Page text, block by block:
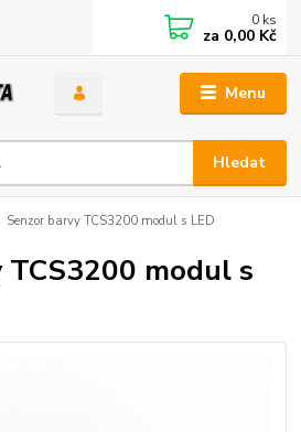
Menu
Hledat
0 ks
za 0,00 Kč
Senzor barvy TCS3200 modul s LED
modul s